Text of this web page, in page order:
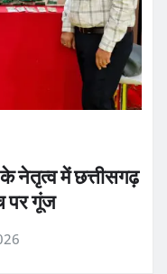
नेतृत्व में छत्तीसगढ़
पर गूंज